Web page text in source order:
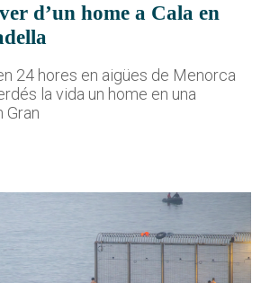
d’un home a Cala en
24 hores en aigües de Menorca
la vida un home en una
Gran